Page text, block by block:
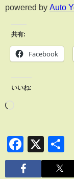
powered by Auto
共有:
Facebook
いいね:
X